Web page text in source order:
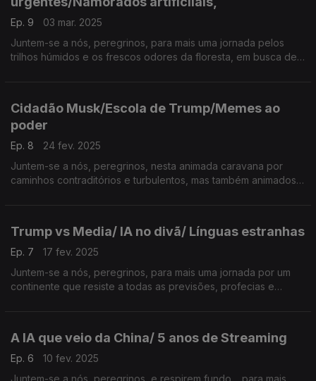
Ep. 9
03 mar. 2025
Juntem-se a nós, peregrinos, para mais uma jornada pelos
trilhos húmidos e os frescos odores da floresta, em busca de
Cidadão Musk/Escola de Trump/Memes ao
poder
Ep. 8
24 fev. 2025
Juntem-se a nós, peregrinos, nesta animada caravana por
caminhos contraditórios e turbulentos, mas também animados e
Trump vs Media/ IA no divã/ Línguas estranhas
Ep. 7
17 fev. 2025
Juntem-se a nós, peregrinos, para mais uma jornada por um
continente que resiste a todas as previsões, profecias e
A IA que veio da China/ 5 anos de Streaming
Ep. 6
10 fev. 2025
Juntem-se a nós, peregrinos, e respirem fundo… para mais